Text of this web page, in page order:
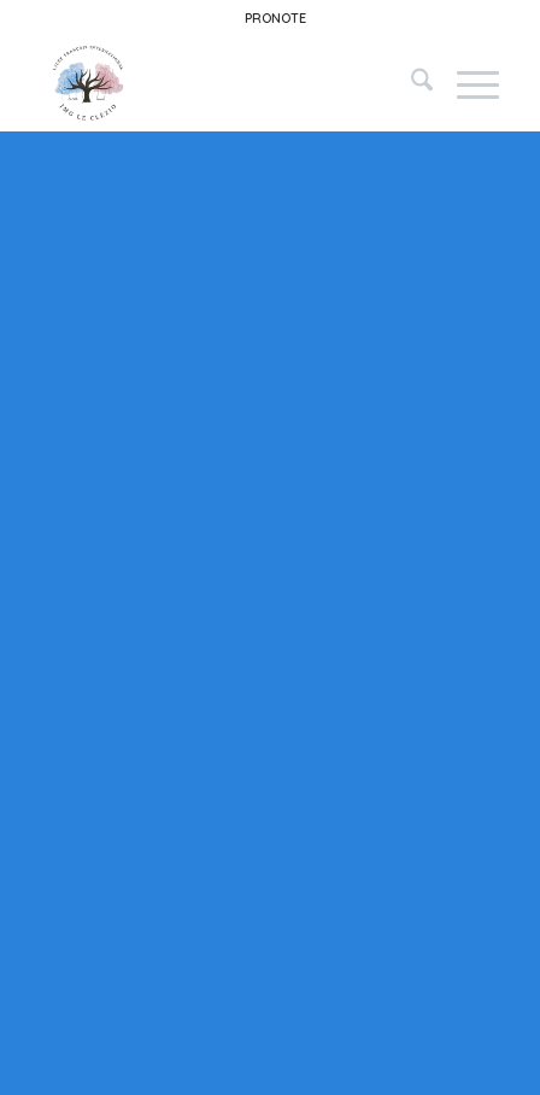
PRONOTE